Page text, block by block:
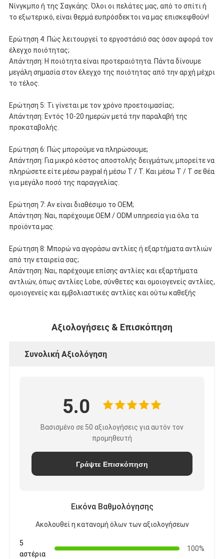
Νίνγκμπο ή της Σαγκάης. Όλοι οι πελάτες μας, από το σπίτι ή
το εξωτερικό, είναι θερμά ευπρόσδεκτοι να μας επισκεφθούν!
Ερώτηση 4: Πώς λειτουργεί το εργοστάσιό σας όσον αφορά τον
έλεγχο ποιότητας;
Απάντηση: Η ποιότητα είναι προτεραιότητα. Πάντα δίνουμε
μεγάλη σημασία στον έλεγχο της ποιότητας από την αρχή μέχρι
το τέλος.
Ερώτηση 5: Τι γίνεται με τον χρόνο προετοιμασίας;
Απάντηση: Εντός 10-20 ημερών μετά την παραλαβή της
προκαταβολής.
Ερώτηση 6: Πώς μπορούμε να πληρώσουμε;
Απάντηση: Για μικρό κόστος αποστολής δειγμάτων, μπορείτε να
πληρώσετε είτε μέσω paypal ή μέσω T / T. Και μέσω T / T σε θέα
για μεγάλο ποσό της παραγγελίας.
Ερώτηση 7: Αν είναι διαθέσιμο το OEM;
Απάντηση: Ναι, παρέχουμε OEM / ODM υπηρεσία για όλα τα
προϊόντα μας.
Ερώτηση 8: Μπορώ να αγοράσω αντλίες ή εξαρτήματα αντλιών
από την εταιρεία σας;
Απάντηση: Ναι, παρέχουμε επίσης αντλίες και εξαρτήματα
αντλιών, όπως αντλίες Lobe, σύνθετες και ομοιογενείς αντλίες,
ομοιογενείς και εμβολιαστικές αντλίες και ούτω καθεξής
Αξιολογήσεις & Επισκόπηση
Συνολική Αξιολόγηση
5.0
Βασισμένο σε 50 αξιολογήσεις για αυτόν τον
προμηθευτή
Γράψτε Επισκόπηση
Εικόνα Βαθμολόγησης
Ακολουθεί η κατανομή όλων των αξιολογήσεων
5
αστέρια
100%